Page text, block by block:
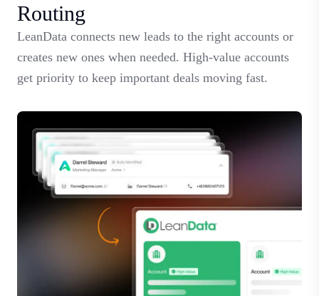
Routing
LeanData connects new leads to the right accounts or
creates new ones when needed. High-value accounts
get priority to keep important deals moving fast.